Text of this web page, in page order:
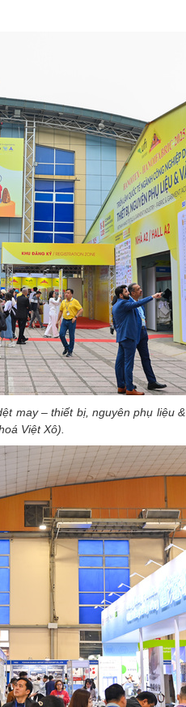
may – thiết bị, nguyên phụ liệu
Việt Xô).